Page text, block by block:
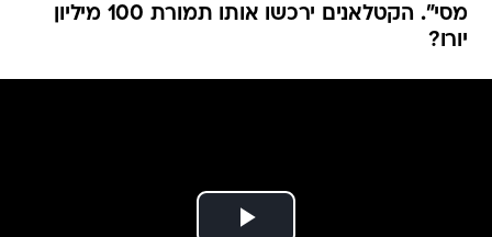
מסי". הקטלאנים ירכשו אותו תמורת 100 מיליון
יורו?